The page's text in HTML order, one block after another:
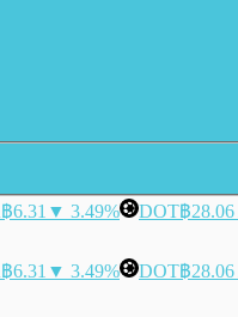
฿6.31 ▼ 3.49% DOT฿28.06
฿6.31 ▼ 3.49% DOT฿28.06